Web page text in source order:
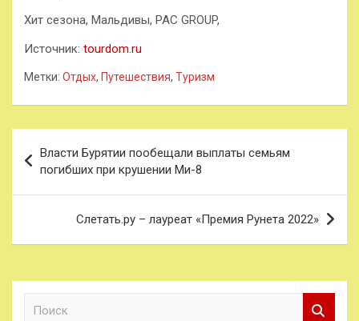
Хит сезона, Мальдивы, PAC GROUP,
Источник: tourdom.ru
Метки: Отдых, Путешествия, Туризм
по
записям
Власти Бурятии пообещали выплаты семьям
погибших при крушении Ми-8
Слетать.ру – лауреат «Премия Рунета 2022»